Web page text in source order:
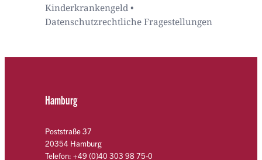
Kinderkrankengeld •
Datenschutzrechtliche Fragestellungen
Hamburg
Poststraße 37
20354 Hamburg
Telefon: +49 (0)40 303 98 75-0